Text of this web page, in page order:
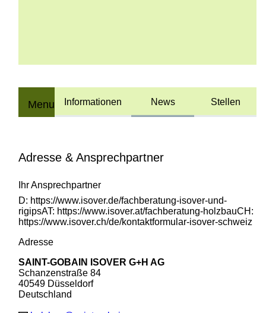
Menu Informationen News Stellen
Adresse & Ansprechpartner
Ihr Ansprechpartner
D: https://www.isover.de/fachberatung-isover-und-
rigipsAT: https://www.isover.at/fachberatung-holzbauCH:
https://www.isover.ch/de/kontaktformular-isover-schweiz
Adresse
SAINT-GOBAIN ISOVER G+H AG
Schanzenstraße 84
40549 Düsseldorf
Deutschland